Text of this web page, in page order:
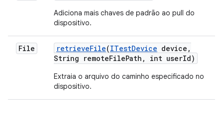
Adiciona mais chaves de padrão ao pull do
dispositivo.
File retrieveFile(ITestDevice device ,
String remoteFilePath , int userId)
Extraia o arquivo do caminho especificado no
dispositivo.